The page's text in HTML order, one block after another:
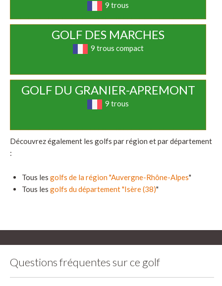
9 trous
GOLF DES MARCHES
9 trous compact
GOLF DU GRANIER-APREMONT
9 trous
Découvrez également les golfs par région et par département
:
Tous les golfs de la région "Auvergne-Rhône-Alpes"
Tous les golfs du département "Isère (38)"
Questions fréquentes sur ce golf